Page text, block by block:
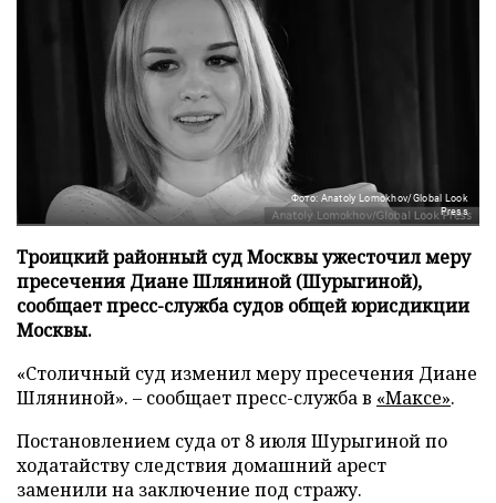
Фото: Anatoly Lomokhov/Global Look
Press
Троицкий районный суд Москвы ужесточил меру
пресечения Диане Шляниной (Шурыгиной),
сообщает пресс-служба судов общей юрисдикции
Москвы.
«Столичный суд изменил меру пресечения Диане
Шляниной». – сообщает пресс-служба в «Максе».
Постановлением суда от 8 июля Шурыгиной по
ходатайству следствия домашний арест
заменили на заключение под стражу.